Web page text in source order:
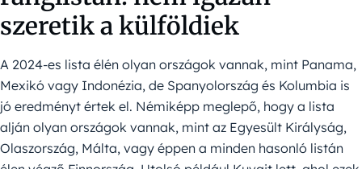
szeretik a külföldiek
A 2024-es lista élén olyan országok vannak, mint Panama,
Mexikó vagy Indonézia, de Spanyolország és Kolumbia is
jó eredményt értek el. Némiképp meglepő, hogy a lista
alján olyan országok vannak, mint az Egyesült Királyság,
Olaszország, Málta, vagy éppen a minden hasonló listán